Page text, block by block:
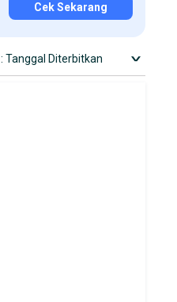
Cek Sekarang
: Tanggal Diterbitkan